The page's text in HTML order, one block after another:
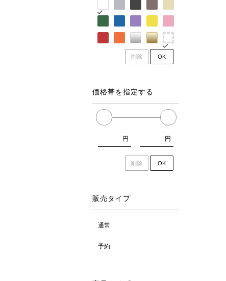
削除 OK
価格帯を指定する
円 円
削除 OK
販売タイプ
通常
予約